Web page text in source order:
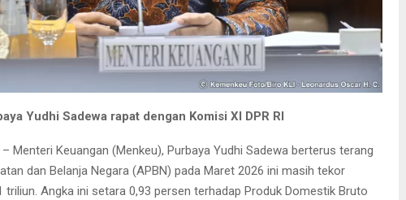
Yudhi Sadewa rapat dengan Komisi XI DPR RI
– Menteri Keuangan (Menkeu), Purbaya Yudhi Sadewa berterus terang
dan Belanja Negara (APBN) pada Maret 2026 ini masih tekor
triliun. Angka ini setara 0,93 persen terhadap Produk Domestik Bruto